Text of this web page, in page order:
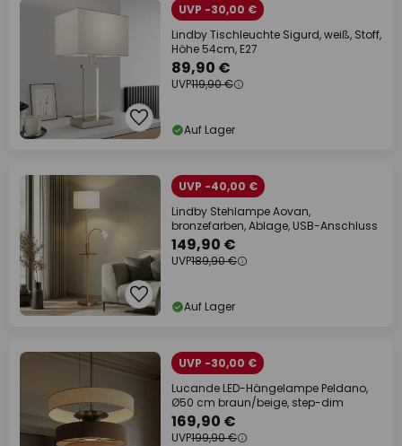
UVP -30,00 €
Lindby Tischleuchte Sigurd, weiß, Stoff,
Höhe 54cm, E27
89,90 €
UVP119,90 €
Auf Lager
UVP -40,00 €
Lindby Stehlampe Aovan,
bronzefarben, Ablage, USB-Anschluss
149,90 €
UVP189,90 €
Auf Lager
UVP -30,00 €
Lucande LED-Hängelampe Peldano,
Ø50 cm braun/beige, step-dim
169,90 €
UVP199,90 €